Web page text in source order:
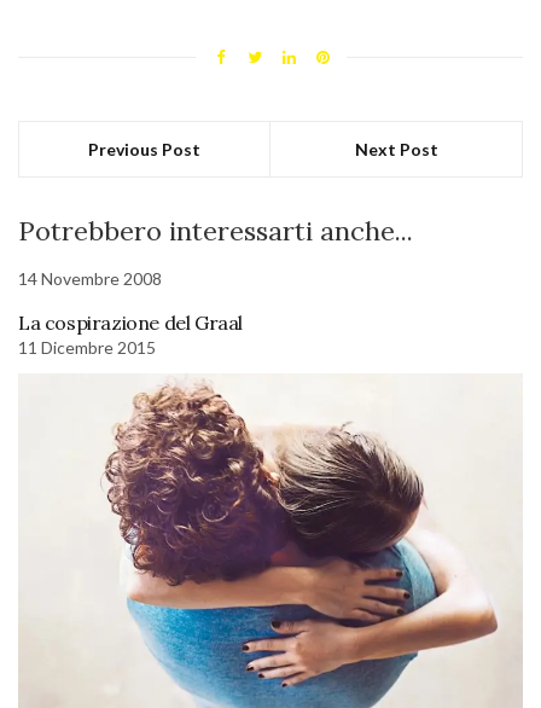
Previous Post Next Post
Potrebbero interessarti anche...
14 Novembre 2008
La cospirazione del Graal
11 Dicembre 2015